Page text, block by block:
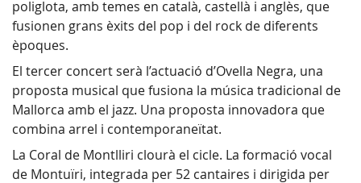
poliglota, amb temes en català, castellà i anglès, que
fusionen grans èxits del pop i del rock de diferents
èpoques.
El tercer concert serà l’actuació d’Ovella Negra, una
proposta musical que fusiona la música tradicional de
Mallorca amb el jazz. Una proposta innovadora que
combina arrel i contemporaneïtat.
La Coral de Montlliri clourà el cicle. La formació vocal
de Montuïri, integrada per 52 cantaires i dirigida per